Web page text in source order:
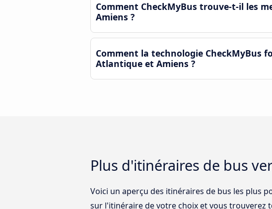
Comment CheckMyBus trouve-t-il les
Amiens ?
Comment la technologie CheckMyBus
Atlantique et Amiens ?
Plus d'itinéraires de bus
Voici un aperçu des itinéraires de bus les plus
sur l'itinéraire de votre choix et vous trouverez